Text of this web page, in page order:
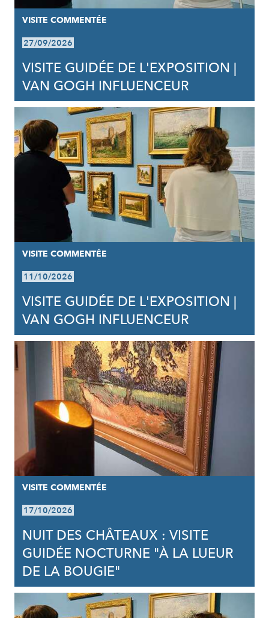
VISITE COMMENTÉE
27/09/2026
VISITE GUIDÉE DE L'EXPOSITION |
VAN GOGH INFLUENCEUR
VISITE COMMENTÉE
11/10/2026
VISITE GUIDÉE DE L'EXPOSITION |
VAN GOGH INFLUENCEUR
VISITE COMMENTÉE
17/10/2026
NUIT DES CHÂTEAUX : VISITE
GUIDÉE NOCTURNE "À LA LUEUR
DE LA BOUGIE"